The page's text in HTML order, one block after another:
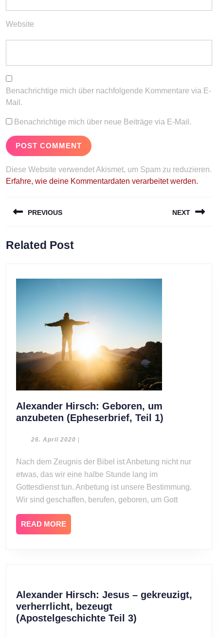
Website
Benachrichtige mich über nachfolgende Kommentare via E-
Mail.
Benachrichtige mich über neue Beiträge via E-Mail.
Diese Website verwendet Akismet, um Spam zu reduzieren.
Erfahre, wie deine Kommentardaten verarbeitet werden.
PREVIOUS
post:
NEXT
Related Post
Alexander Hirsch: Geboren, um
anzubeten (Epheserbrief, Teil 1)
anzubeten
Teil
1)
26. April 2020 26.
|
Nach dem Zeugnis der Bibel ist Anbetung nicht nur
etwas, das wir eine halbe Stunde lang im
Gottesdienst tun. Anbetung ist unsere Bestimmung.
Wir sind geschaffen, berufen, geboren, um Gott
READ MORE
MORE
Alexander Hirsch: Jesus – gekreuzigt,
verherrlicht, bezeugt
(Apostelgeschichte Teil 3)